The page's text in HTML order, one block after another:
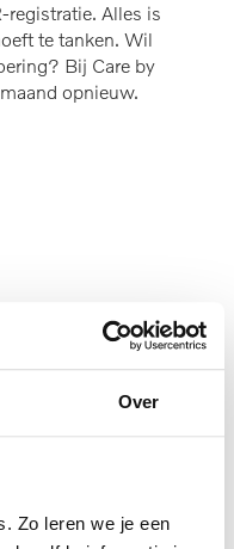
Over
Zo leren we je een
registratie. Alles is
te tanken. Wil
Bij Care by
opnieuw.